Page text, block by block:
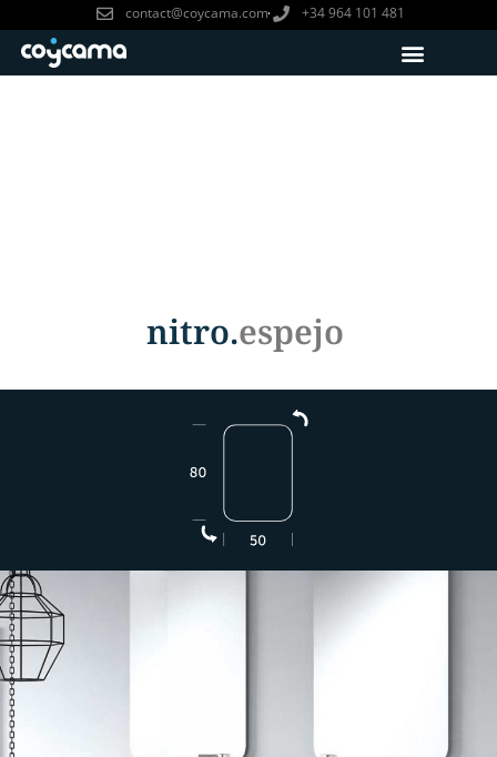
contact@coycama.com +34 964 101 481
nitro.espejo